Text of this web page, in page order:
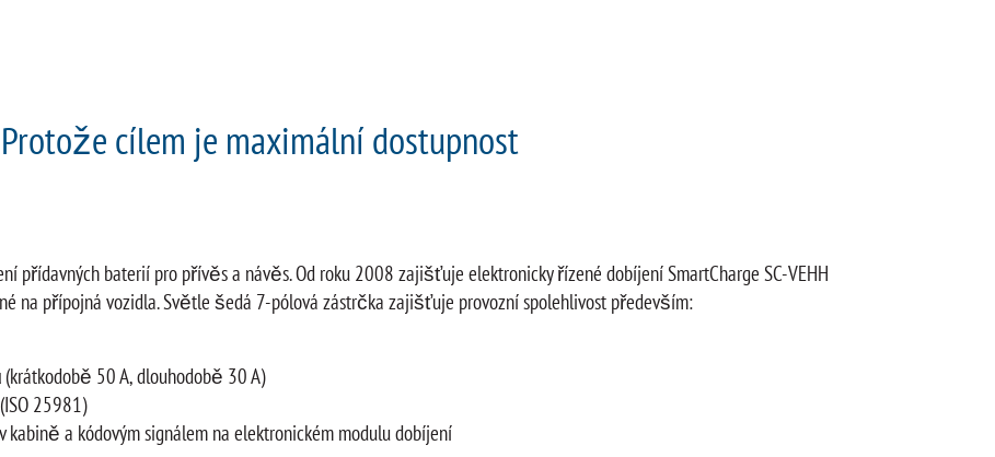
Protože cílem je maximální dostupnost
přídavných baterií pro přívěs a návěs. Od roku 2008 zajišťuje elektronicky řízené dobíjení SmartCharge SC-VEHH
na přípojná vozidla. Světle šedá 7-pólová zástrčka zajišťuje provozní spolehlivost především:
(krátkodobě 50 A, dlouhodobě 30 A)
25981)
kabině a kódovým signálem na elektronickém modulu dobíjení